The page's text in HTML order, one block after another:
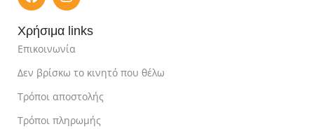
Χρήσιμα links
Επικοινωνία
Δεν βρίσκω το κινητό που θέλω
Τρόποι αποστολής
Τρόποι πληρωμής